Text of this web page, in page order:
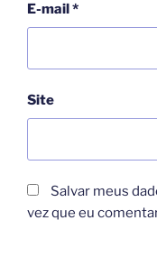
E-mail*
Site
Salvar meus
vez que eu